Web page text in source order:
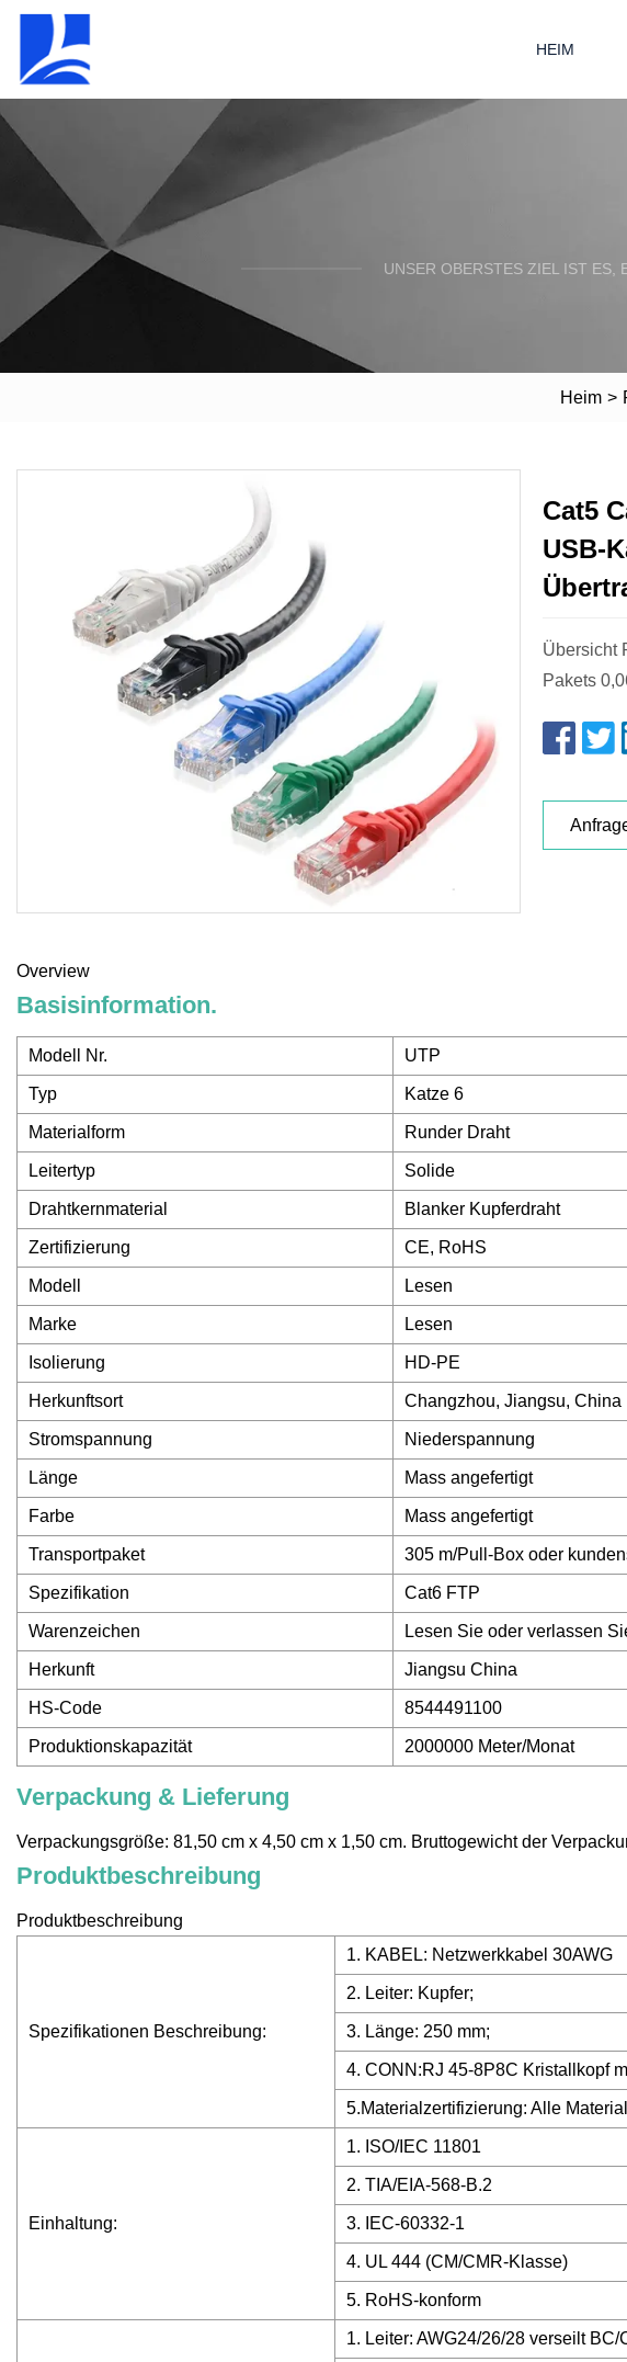
HEIM
UNSER OBERSTES ZIEL IST ES,
Heim >
Cat5
USB-
Übersicht
Pakets
Overview
Basisinformation.
Modell Nr. UTP
Typ Katze 6
Materialform Runder Draht
Leitertyp Solide
Drahtkernmaterial Blanker Kupferdraht
Zertifizierung CE, RoHS
Modell Lesen
Marke Lesen
Isolierung HD-PE
Herkunftsort Changzhou, Jiangsu, China
Stromspannung Niederspannung
Länge Mass angefertigt
Farbe Mass angefertigt
Transportpaket 305 m/Pull-Box oder
Spezifikation Cat6 FTP
Warenzeichen Lesen Sie oder verlassen
Herkunft Jiangsu China
HS-Code 8544491100
Produktionskapazität 2000000 Meter/Monat
Verpackung & Lieferung
Verpackungsgröße: 81,50 cm x 4,50 cm x 1,50 cm. Bruttogewicht der
Produktbeschreibung
Produktbeschreibung
Spezifikationen Beschreibung:
1. KABEL: Netzwerkkabel 30AWG
2. Leiter: Kupfer;
3. Länge: 250 mm;
4. CONN:RJ 45-8P8C Kristallkopf
5.Materialzertifizierung: Alle
Einhaltung:
1. ISO/IEC 11801
2. TIA/EIA-568-B.2
3. IEC-60332-1
4. UL 444 (CM/CMR-Klasse)
5. RoHS-konform
1. Leiter: AWG24/26/28 verseilt BC/